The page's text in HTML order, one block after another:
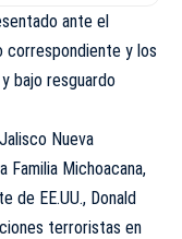
ante el
correspondiente y los
bajo resguardo
Nueva
Familia Michoacana,
de EE.UU., Donald
terroristas en